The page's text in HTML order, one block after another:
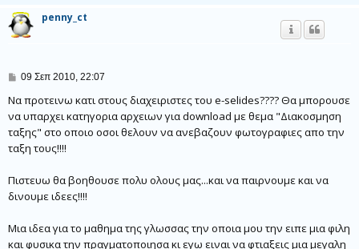
penny_ct
Δ
μ
σ
ί
ε
υ
η
09 Σεπ 2010, 22:07
Nα προτεινω κατι στους διαχειριστες του e-selides???? Θα μπορουσε
να υπαρχει κατηγορια αρχειων για download με θεμα "Διακοσμηση
ταξης" στο οποιο οσοι θελουν να ανεβαζουν φωτογραφιες απο την
ταξη τους!!!!
Πιστευω θα βοηθουσε πολυ ολους μας...και να παιρνουμε και να
δινουμε ιδεες!!!!
Μια ιδεα για το μαθημα της γλωσσας την οποια μου την ειπε μια φιλη
και φυσικα την πραγματοποιησα κι εγω ειναι να φτιαξεις μια μεγαλη